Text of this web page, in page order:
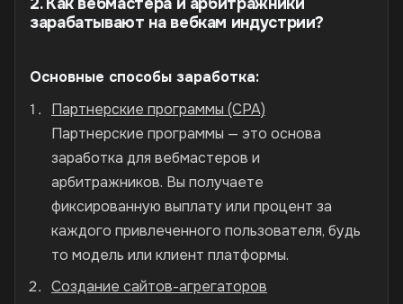
зарабатывают на вебкам индустрии?
Основные способы заработка:
Партнерские программы (CPA)
Партнерские программы — это основа
заработка для вебмастеров и
арбитражников. Вы получаете
фиксированную выплату или процент за
каждого привлеченного пользователя, будь
то модель или клиент платформы.
Создание сайтов-агрегаторов